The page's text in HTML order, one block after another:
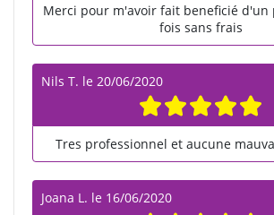
Merci pour m'avoir fait beneficié d'un
fois sans frais
Nils T. le 20/06/2020
Tres professionnel et aucune
Joana L. le 16/06/2020